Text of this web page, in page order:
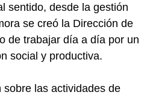
sentido, desde la gestión
se creó la Dirección de
de trabajar día a día por un
social y productiva.
las actividades de